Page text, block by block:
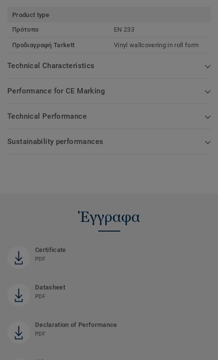
Product type
Πρότυπο
EN 233
Προδιαγραφή Tarkett Vinyl wallcovering in roll form
Technical Characteristics
Performance for CE Marking
Technical Performance
Sustainability performances
Έγγραφα
Certificate
PDF
Datasheet
PDF
Declaration of Performance
PDF